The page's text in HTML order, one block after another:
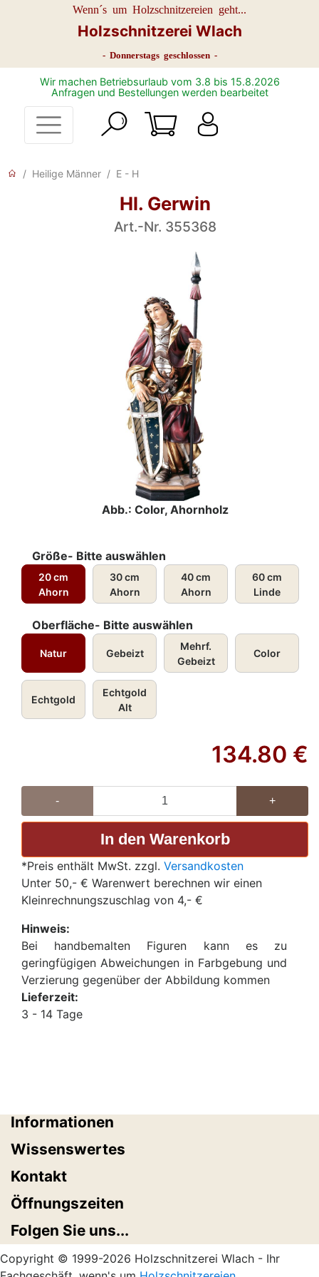
Wenn´s um Holzschnitzereien geht...
Holzschnitzerei Wlach
- Donnerstags geschlossen -
Wir machen Betriebsurlaub vom 3.8 bis 15.8.2026
Anfragen und Bestellungen werden bearbeitet
Heilige Männer E - H
Hl. Gerwin
Art.-Nr. 355368
Abb.: Color, Ahornholz
Größe- Bitte auswählen
20 cm
Ahorn
30 cm
Ahorn
40 cm
Ahorn
60 cm
Linde
Oberfläche- Bitte auswählen
Natur Gebeizt
Mehrf.
Gebeizt
Color
Echtgold
Echtgold
Alt
134.80 €
- +
*Preis enthält MwSt. zzgl. Versandkosten
Unter 50,- € Warenwert berechnen wir einen
Kleinrechnungszuschlag von 4,- €
Hinweis:
Bei handbemalten Figuren kann es zu
geringfügigen Abweichungen in Farbgebung und
Verzierung gegenüber der Abbildung kommen
Lieferzeit:
3 - 14 Tage
Informationen
Wissenswertes
Kontakt
Öffnungszeiten
Folgen Sie uns...
Copyright © 1999-2026 Holzschnitzerei Wlach - Ihr